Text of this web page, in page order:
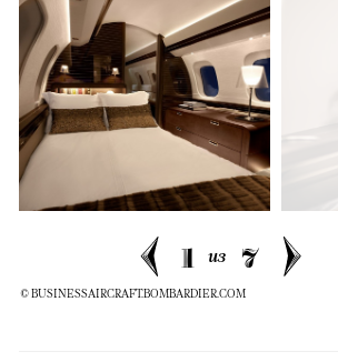
1 из 7
© BUSINESSAIRCRAFT.BOMBARDIER.COM